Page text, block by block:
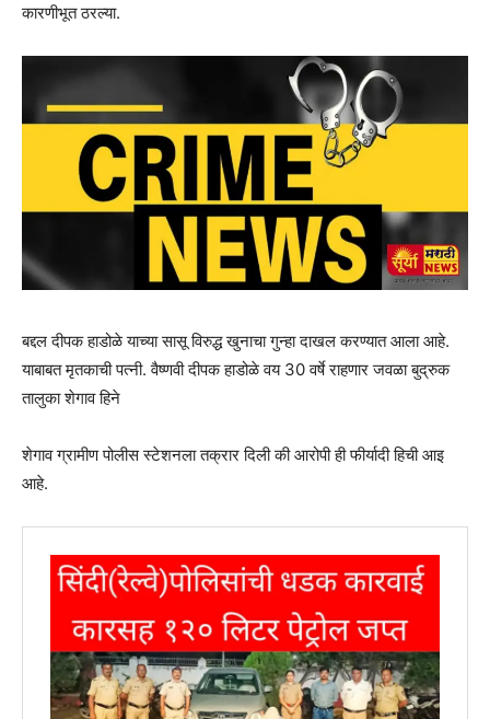
कारणीभूत ठरल्या.
बद्दल दीपक हाडोळे याच्या सासू विरुद्ध खुनाचा गुन्हा दाखल करण्यात आला आहे.
याबाबत मृतकाची पत्नी. वैष्णवी दीपक हाडोळे वय 30 वर्षे राहणार जवळा बुद्रुक
तालुका शेगाव हिने
शेगाव ग्रामीण पोलीस स्टेशनला तक्रार दिली की आरोपी ही फीर्यादी हिची आइ
आहे.